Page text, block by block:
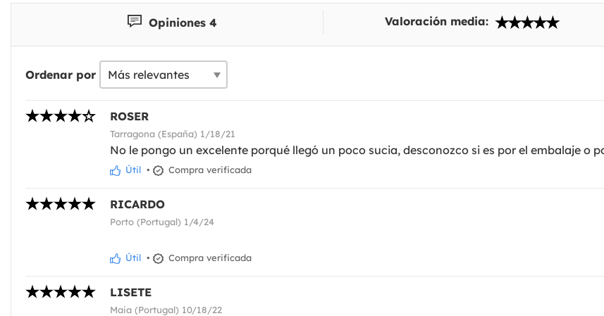
Opiniones 4 Valoración media:
Ordenar por
ROSER
Tarragona (España) 1/18/21
No le pongo un excelente porqué llegó un poco sucia, desconozco si es por el embalaje o
Útil • Compra verificada
RICARDO
Porto (Portugal) 1/4/24
Útil • Compra verificada
LISETE
Maia (Portugal) 10/18/22